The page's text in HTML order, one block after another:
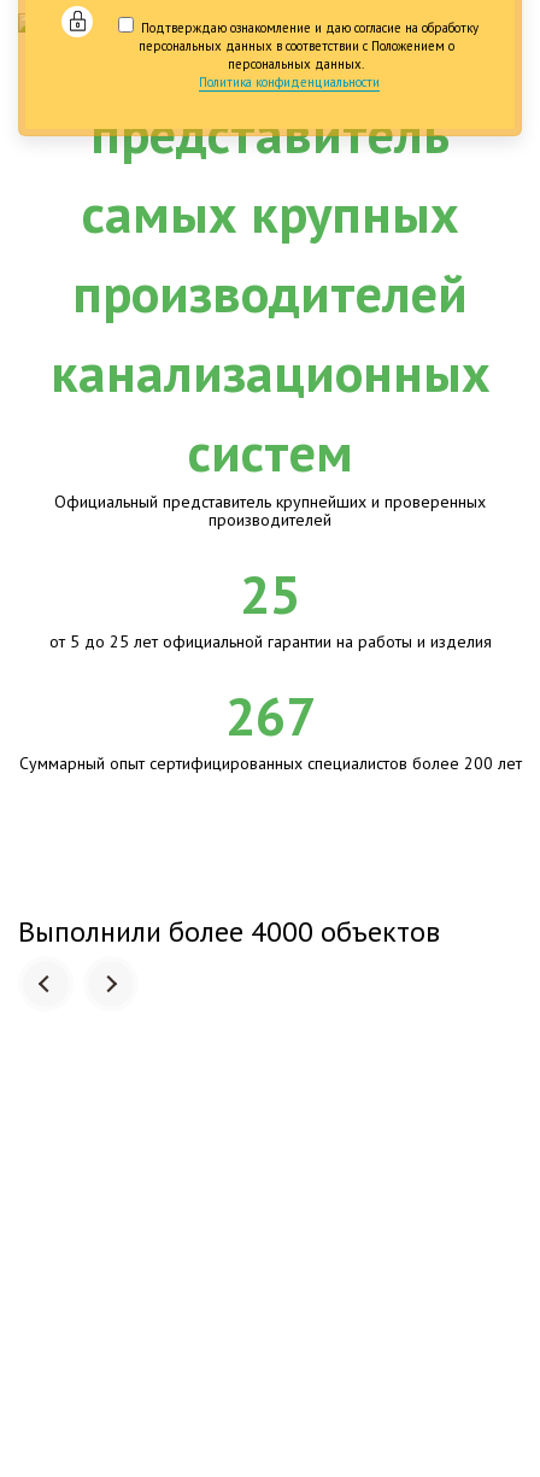
Подтверждаю ознакомление и даю согласие на обработку
персональных данных в соответствии с Положением о
персональных данных.
Политика конфиденциальности
Официальный представитель крупнейших и проверенных
производителей
25
от 5 до 25 лет официальной гарантии на работы и изделия
267
Суммарный опыт сертифицированных специалистов более 200 лет
Выполнили более 4000 объектов